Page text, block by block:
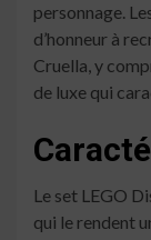
personnage.
d’honneur à
Cruella, y
de luxe qui
Le set LEGO
qui le rendent